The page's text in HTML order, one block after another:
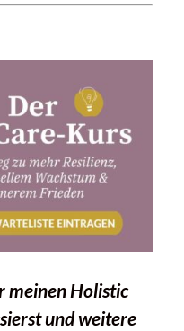
meinen Holistic
und weitere